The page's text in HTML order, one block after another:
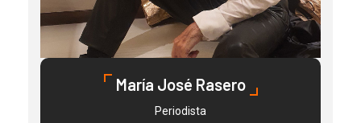
María José Rasero
Periodista